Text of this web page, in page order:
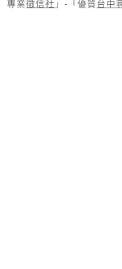
專業徵信社 」-「優質台中